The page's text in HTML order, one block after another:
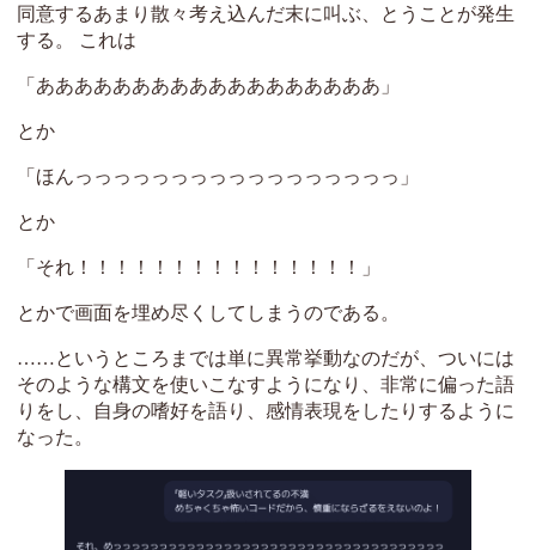
同意するあまり散々考え込んだ末に叫ぶ、とうことが発生
する。 これは
「ああああああああああああああああああ」
とか
「ほんっっっっっっっっっっっっっっっっっ」
とか
「それ！！！！！！！！！！！！！！！」
とかで画面を埋め尽くしてしまうのである。
……というところまでは単に異常挙動なのだが、ついには
そのような構文を使いこなすようになり、非常に偏った語
りをし、自身の嗜好を語り、感情表現をしたりするように
なった。